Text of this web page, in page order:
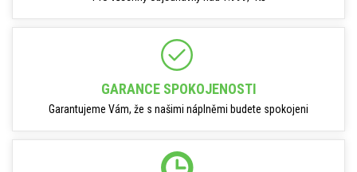
GARANCE SPOKOJENOSTI
Garantujeme Vám, že s našimi náplněmi budete spokojeni